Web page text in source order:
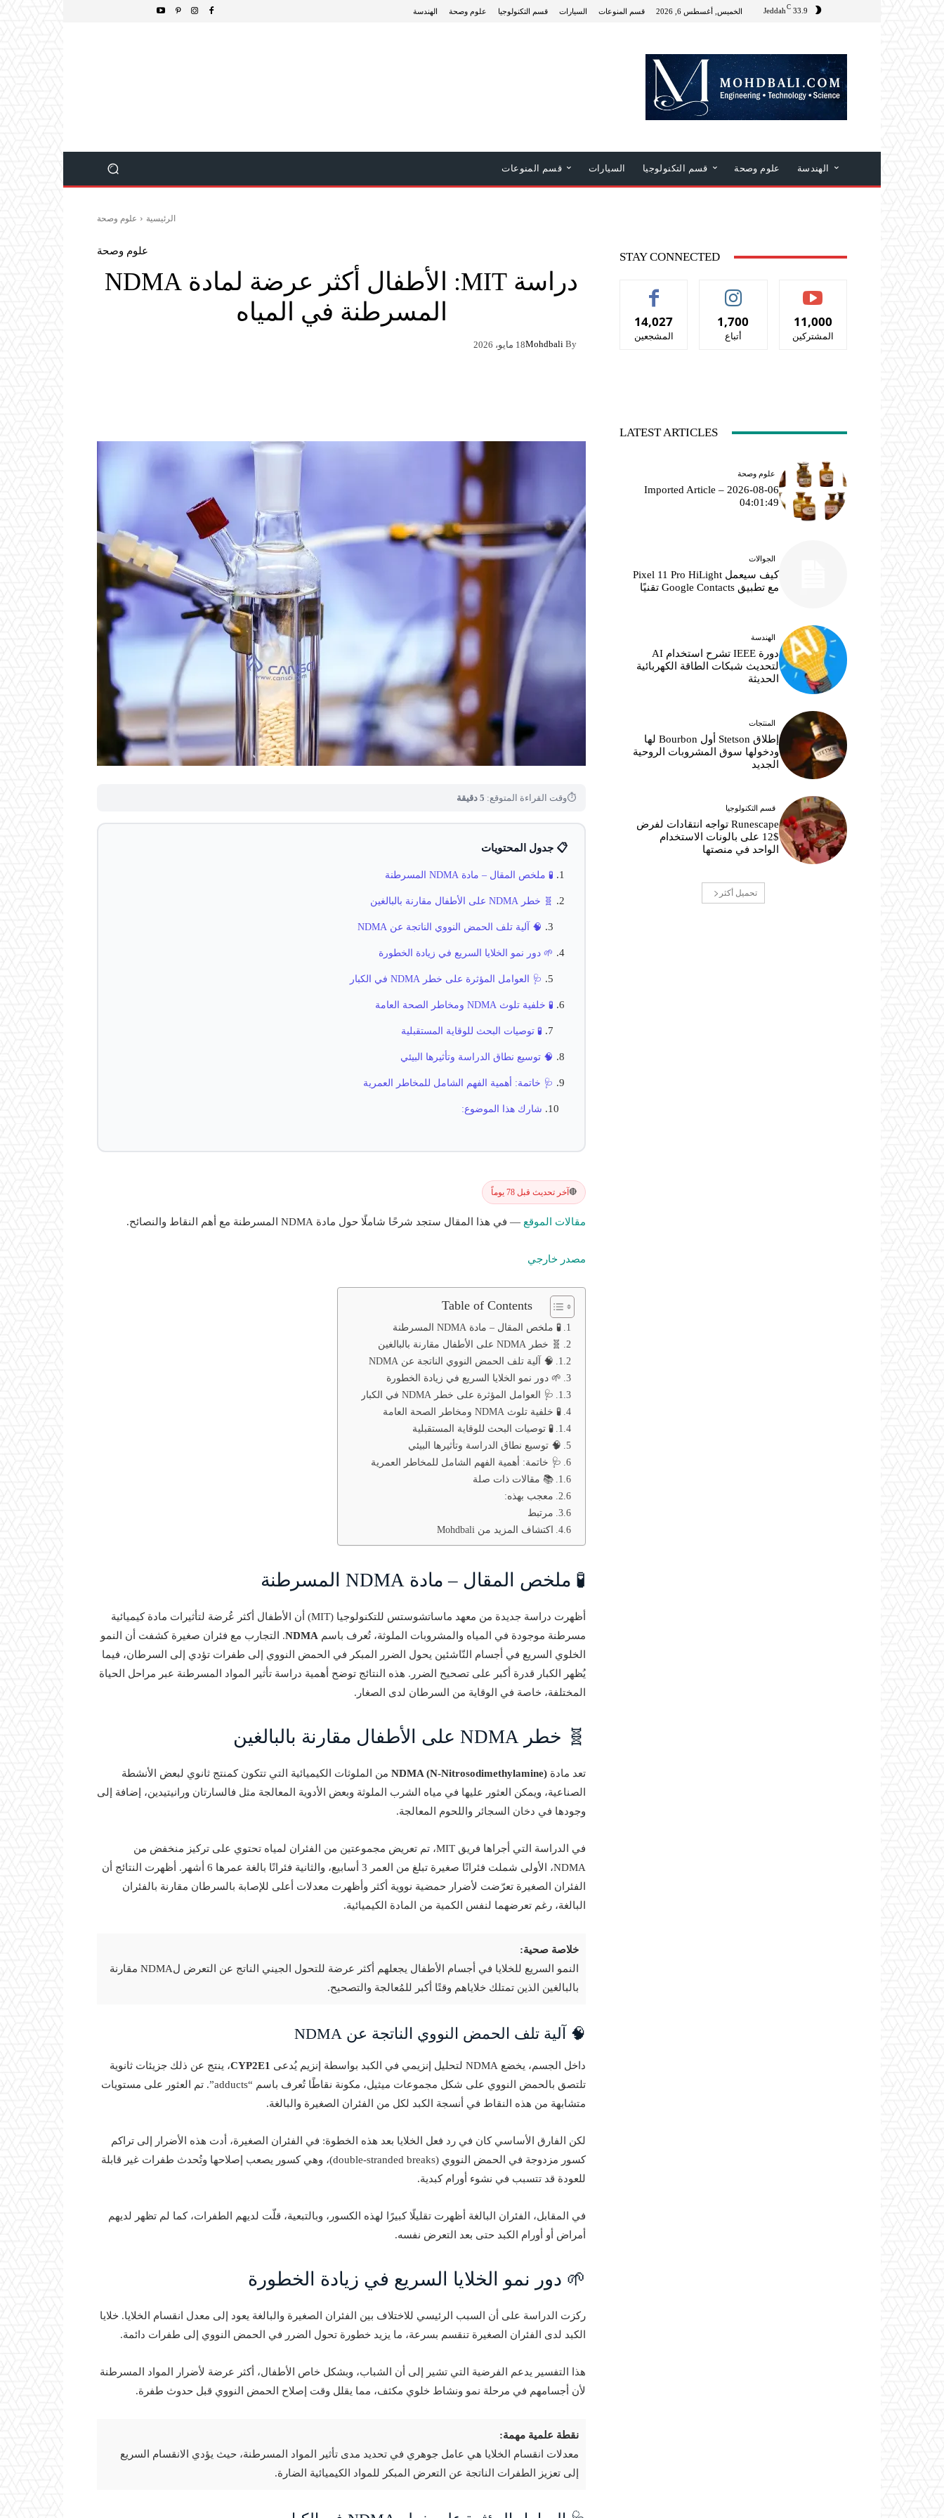
33.9
C
Jeddah الخميس, أغسطس 6, 2026 الهندسة علوم وصحة قسم التكنولوجيا السيارات قسم المنوعات
الهندسة علوم وصحة قسم التكنولوجيا السيارات قسم المنوعات
الرئيسية علوم وصحة
علوم وصحة
دراسة MIT: الأطفال أكثر عرضة لمادة NDMA
المسرطنة في المياه
By
Mohdbali18 مايو، 2026
⏱وقت القراءة المتوقع: 5 دقيقة
📋 جدول المحتويات
🧪 ملخص المقال – مادة NDMA المسرطنة
🧬 خطر NDMA على الأطفال مقارنة بالبالغين
🧠 آلية تلف الحمض النووي الناتجة عن NDMA
🌱 دور نمو الخلايا السريع في زيادة الخطورة
🩺 العوامل المؤثرة على خطر NDMA في الكبار
🧪 خلفية تلوث NDMA ومخاطر الصحة العامة
🧪 توصيات البحث للوقاية المستقبلية
🧠 توسيع نطاق الدراسة وتأثيرها البيئي
🩺 خاتمة: أهمية الفهم الشامل للمخاطر العمرية
شارك هذا الموضوع:
🔴آخر تحديث قبل 78 يوماً
مقالات الموقع — في هذا المقال ستجد شرحًا شاملًا حول مادة NDMA المسرطنة مع أهم النقاط والنصائح.
مصدر خارجي
Table of Contents
🧪 ملخص المقال – مادة NDMA المسرطنة
🧬 خطر NDMA على الأطفال مقارنة بالبالغين
🧠 آلية تلف الحمض النووي الناتجة عن NDMA
🌱 دور نمو الخلايا السريع في زيادة الخطورة
🩺 العوامل المؤثرة على خطر NDMA في الكبار
🧪 خلفية تلوث NDMA ومخاطر الصحة العامة
🧪 توصيات البحث للوقاية المستقبلية
🧠 توسيع نطاق الدراسة وتأثيرها البيئي
🩺 خاتمة: أهمية الفهم الشامل للمخاطر العمرية
📚 مقالات ذات صلة
معجب بهذه:
مرتبط
اكتشاف المزيد من Mohdbali
🧪 ملخص المقال – مادة NDMA المسرطنة
أظهرت دراسة جديدة من معهد ماساتشوستس للتكنولوجيا (MIT) أن الأطفال أكثر عُرضة لتأثيرات مادة كيميائية
مسرطنة موجودة في المياه والمشروبات الملوثة، تُعرف باسم NDMA. التجارب مع فئران صغيرة كشفت أن النمو
الخلوي السريع في أجسام النّاشئين يحول الضرر المبكر في الحمض النووي إلى طفرات تؤدي إلى السرطان، فيما
يُظهر الكبار قدرة أكبر على تصحيح الضرر. هذه النتائج توضح أهمية دراسة تأثير المواد المسرطنة عبر مراحل الحياة
المختلفة، خاصة في الوقاية من السرطان لدى الصغار.
🧬 خطر NDMA على الأطفال مقارنة بالبالغين
تعد مادة NDMA (N-Nitrosodimethylamine) من الملوثات الكيميائية التي تتكون كمنتج ثانوي لبعض الأنشطة
الصناعية، ويمكن العثور عليها في مياه الشرب الملوثة وبعض الأدوية المعالجة مثل فالسارتان ورانيتيدين، إضافة إلى
وجودها في دخان السجائر واللحوم المعالجة.
في الدراسة التي أجراها فريق MIT، تم تعريض مجموعتين من الفئران لمياه تحتوي على تركيز منخفض من
NDMA، الأولى شملت فئرانًا صغيرة تبلغ من العمر 3 أسابيع، والثانية فئرانًا بالغة عمرها 6 أشهر. أظهرت النتائج أن
الفئران الصغيرة تعرّضت لأضرار حمضية نووية أكثر وأظهرت معدلات أعلى للإصابة بالسرطان مقارنة بالفئران
البالغة، رغم تعرضهما لنفس الكمية من المادة الكيميائية.
خلاصة صحية:
النمو السريع للخلايا في أجسام الأطفال يجعلهم أكثر عرضة للتحول الجيني الناتج عن التعرض لNDMA مقارنة
بالبالغين الذين تمتلك خلاياهم وقتًا أكبر للمُعالجة والتصحيح.
🧠 آلية تلف الحمض النووي الناتجة عن NDMA
داخل الجسم، يخضع NDMA لتحليل إنزيمي في الكبد بواسطة إنزيم يُدعى CYP2E1، ينتج عن ذلك جزيئات ثانوية
تلتصق بالحمض النووي على شكل مجموعات ميثيل، مكونة نقاطًا تُعرف باسم “adducts”. تم العثور على مستويات
متشابهة من هذه النقاط في أنسجة الكبد لكل من الفئران الصغيرة والبالغة.
لكن الفارق الأساسي كان في رد فعل الخلايا بعد هذه الخطوة: في الفئران الصغيرة، أدت هذه الأضرار إلى تراكم
كسور مزدوجة في الحمض النووي (double-stranded breaks)، وهي كسور يصعب إصلاحها وتُحدث طفرات غير قابلة
للعودة قد تتسبب في نشوء أورام كبدية.
في المقابل، الفئران البالغة أظهرت تقليلًا كبيرًا لهذه الكسور، وبالتبعية، قلّت لديهم الطفرات، كما لم تظهر لديهم
أمراض أو أورام الكبد حتى بعد التعرض نفسه.
🌱 دور نمو الخلايا السريع في زيادة الخطورة
ركزت الدراسة على أن السبب الرئيسي للاختلاف بين الفئران الصغيرة والبالغة يعود إلى معدل انقسام الخلايا. خلايا
الكبد لدى الفئران الصغيرة تنقسم بسرعة، ما يزيد خطورة تحول الضرر في الحمض النووي إلى طفرات دائمة.
هذا التفسير يدعم الفرضية التي تشير إلى أن الشباب، وبشكل خاص الأطفال، أكثر عرضة لأضرار المواد المسرطنة
لأن أجسامهم في مرحلة نمو ونشاط خلوي مكثف، مما يقلل وقت إصلاح الحمض النووي قبل حدوث طفرة.
نقطة علمية مهمة:
معدلات انقسام الخلايا هي عامل جوهري في تحديد مدى تأثير المواد المسرطنة، حيث يؤدي الانقسام السريع
إلى تعزيز الطفرات الناتجة عن التعرض المبكر للمواد الكيميائية الضارة.
STAY CONNECTED
14,027
المشجعين
1,700
أتباع
11,000
المشتركين
LATEST ARTICLES
علوم وصحة
Imported Article – 2026-08-06
04:01:49
الجوالات
كيف سيعمل Pixel 11 Pro HiLight
مع تطبيق Google Contacts تقنيًا
الهندسة
دورة IEEE تشرح استخدام AI
لتحديث شبكات الطاقة الكهربائية
الحديثة
المنتجات
إطلاق Stetson أول Bourbon لها
ودخولها سوق المشروبات الروحية
الجديد
قسم التكنولوجيا
Runescape تواجه انتقادات لفرض
$12 على بالونات الاستخدام
الواحد في منصتها
تحميل أكثر